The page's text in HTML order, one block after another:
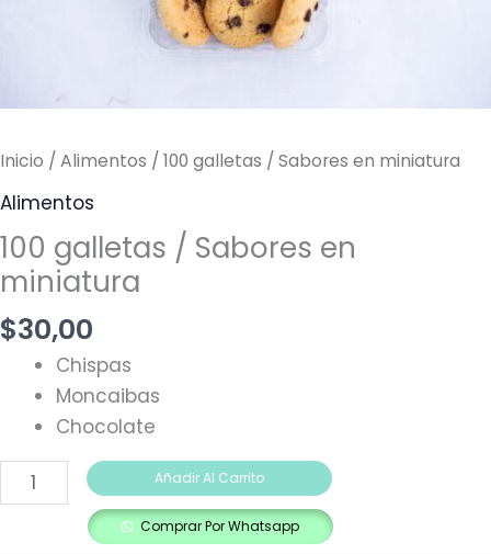
Inicio / Alimentos / 100 galletas / Sabores en miniatura
Alimentos
100 galletas / Sabores en
miniatura
$30,00
Chispas
Moncaibas
Chocolate
Añadir Al Carrito
Comprar Por Whatsapp